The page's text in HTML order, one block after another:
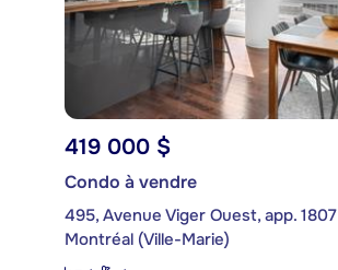
419 000 $
Condo à vendre
495, Avenue Viger Ouest, app. 1807
Montréal (Ville-Marie)